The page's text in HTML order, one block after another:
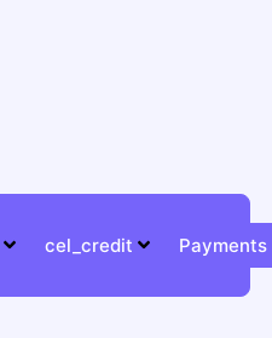
cel_credit Payments